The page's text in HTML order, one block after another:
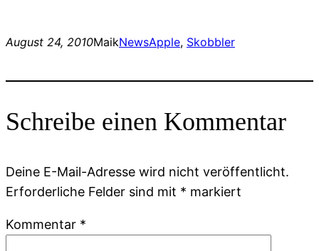
August 24, 2010MaikNewsApple, Skobbler
Schreibe einen Kommentar
Deine E-Mail-Adresse wird nicht veröffentlicht.
Erforderliche Felder sind mit * markiert
Kommentar *